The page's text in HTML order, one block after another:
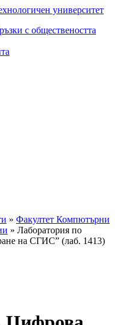
с обществеността
» Факултет Компютърни
» Лаборатория по
на СГИС” (лаб. 1413)